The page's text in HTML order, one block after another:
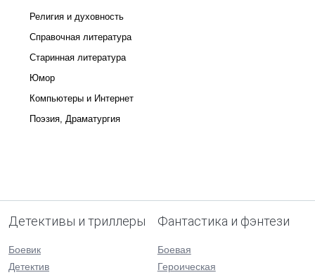
Религия и духовность
Справочная литература
Старинная литература
Юмор
Компьютеры и Интернет
Поэзия, Драматургия
Детективы и триллеры
Боевик
Детектив
Фантастика и фэнтези
Боевая
Героическая